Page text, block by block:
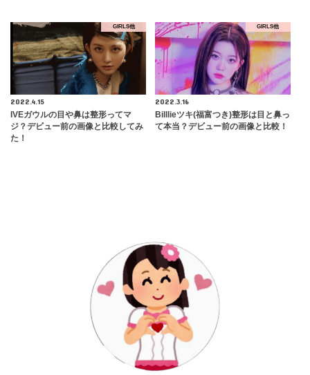
GIRLS他
2022.4.15
IVEガウルの目や鼻は整形ってマ
ジ？デビュー前の画像と比較してみ
た！
GIRLS他
2022.3.16
Billlieツキ(福富つき)整形は目と鼻っ
て本当？デビュー前の画像と比較！